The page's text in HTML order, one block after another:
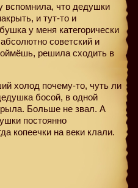
вспомнила, что дедушки
и тут-то и
у меня категорически
советский и
решила сходить в
холод почему-то, чуть ли
босой, в одной
Больше не звал. А
постоянно
копеечки на веки клали.